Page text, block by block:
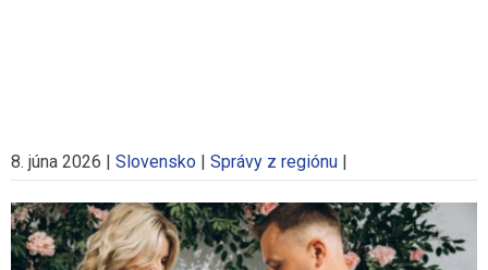
8. júna 2026 | Slovensko | Správy z regiónu |